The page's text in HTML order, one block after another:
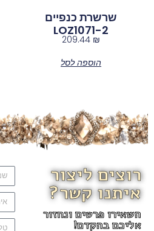
שרשרת כנפיים
LOZ1071-2
209.44 ₪
הוספה לסל
רוצים ליצור
איתנו קשר?
השאירו פרטים ונחזור
אליכם בהקדם!